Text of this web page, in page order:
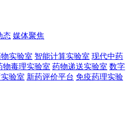
态 媒体聚焦
实验室 智能计算实验室 现代中药
物毒理实验室 药物递送实验室 数字
验室 新药评价平台 免疫药理实验